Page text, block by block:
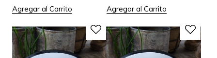
Agregar al Carrito
Agregar al Carrito